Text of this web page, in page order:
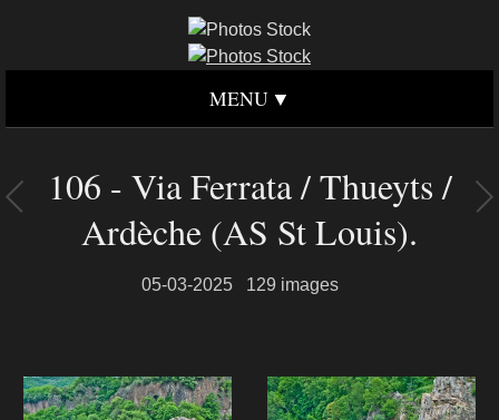
MENU
106 - Via Ferrata / Thueyts /
Ardèche (AS St Louis).
05-03-2025 129 images